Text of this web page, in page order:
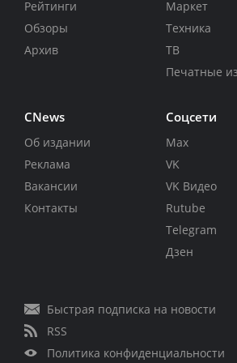
Рейтинги
Обзоры
Архив
Маркет
Техника
ТВ
Печатные
CNews
Об издании
Реклама
Вакансии
Контакты
Соцсети
Max
VK
VK Видео
Rutube
Telegram
Дзен
Быстрая подписка на новости
RSS
Политика конфиденциальности